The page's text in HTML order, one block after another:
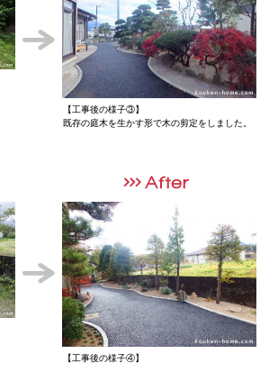
【工事後の様子③】
既存の庭木を生かす形で木の剪定をしました。
【工事後の様子④】